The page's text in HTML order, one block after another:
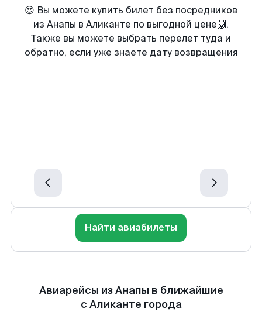
😍 Вы можете купить билет без посредников
из Анапы в Аликанте по выгодной цене🙌.
Также вы можете выбрать перелет туда и
обратно, если уже знаете дату возвращения
Найти авиабилеты
Авиарейсы из Анапы в ближайшие
с Аликанте города